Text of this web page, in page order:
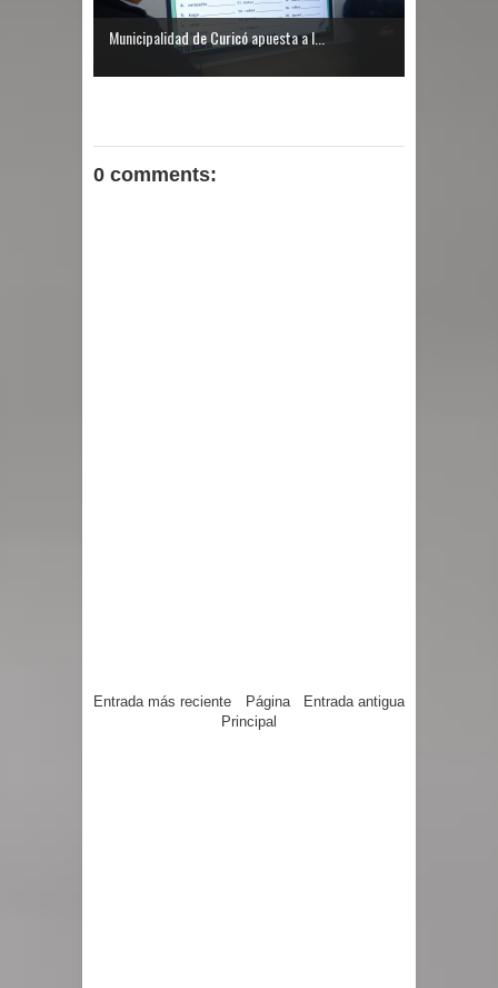
Municipalidad de Curicó apuesta a l...
0 comments:
Entrada más reciente Entrada antigua
Página
Principal